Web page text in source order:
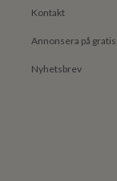
Kontakt
Annonsera på
Nyhetsbrev